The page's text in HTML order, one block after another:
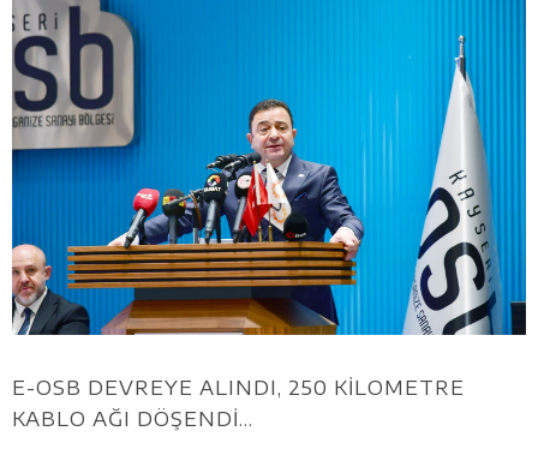
E-OSB DEVREYE ALINDI, 250 KİLOMETRE
KABLO AĞI DÖŞENDİ…